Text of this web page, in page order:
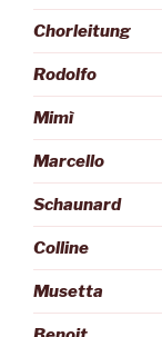
Chorleitung
Rodolfo
Mimì
Marcello
Schaunard
Colline
Musetta